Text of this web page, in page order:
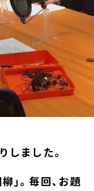
しました。
」。毎回、お題